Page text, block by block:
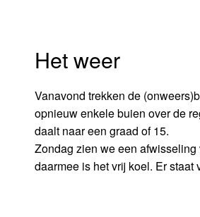
Het weer
Vanavond trekken de
opnieuw enkele buien over de
daalt naar een graad of 15.
Zondag zien we een
daarmee is het vrij koel. Er staat